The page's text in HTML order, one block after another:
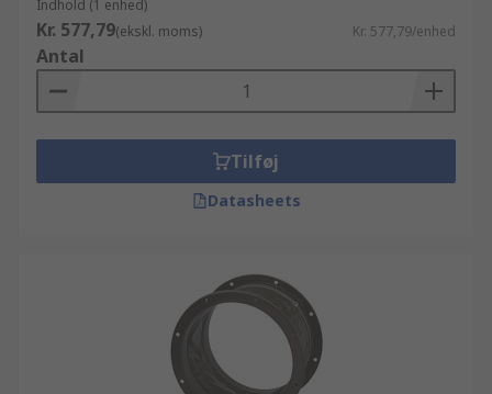
Indhold (1 enhed)
Kr. 577,79(ekskl. moms) Kr. 577,79/enhed
Antal
Tilføj
Datasheets